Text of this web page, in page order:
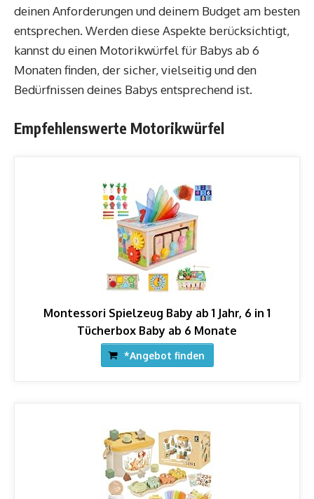
deinen Anforderungen und deinem Budget am besten
entsprechen. Werden diese Aspekte berücksichtigt,
kannst du einen Motorikwürfel für Babys ab 6
Monaten finden, der sicher, vielseitig und den
Bedürfnissen deines Babys entsprechend ist.
Empfehlenswerte Motorikwürfel
Montessori Spielzeug Baby ab 1 Jahr, 6 in 1
Tücherbox Baby ab 6 Monate
*Angebot finden